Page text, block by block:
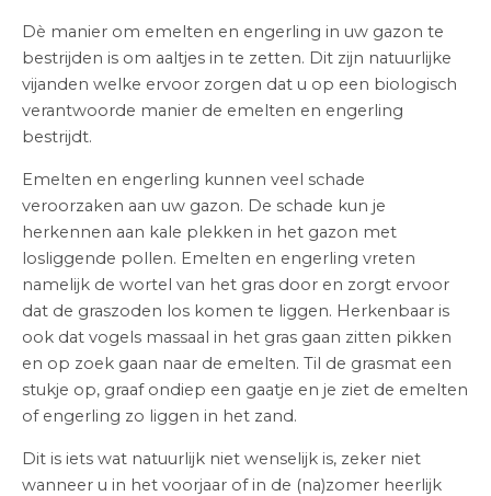
Dè manier om emelten en engerling in uw gazon te
bestrijden is om aaltjes in te zetten. Dit zijn natuurlijke
vijanden welke ervoor zorgen dat u op een biologisch
verantwoorde manier de emelten en engerling
bestrijdt.
Emelten en engerling kunnen veel schade
veroorzaken aan uw gazon. De schade kun je
herkennen aan kale plekken in het gazon met
losliggende pollen. Emelten en engerling vreten
namelijk de wortel van het gras door en zorgt ervoor
dat de graszoden los komen te liggen. Herkenbaar is
ook dat vogels massaal in het gras gaan zitten pikken
en op zoek gaan naar de emelten. Til de grasmat een
stukje op, graaf ondiep een gaatje en je ziet de emelten
of engerling zo liggen in het zand.
Dit is iets wat natuurlijk niet wenselijk is, zeker niet
wanneer u in het voorjaar of in de (na)zomer heerlijk